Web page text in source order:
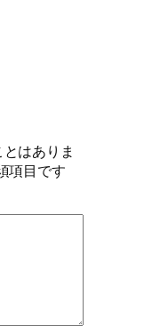
はありま
項目です